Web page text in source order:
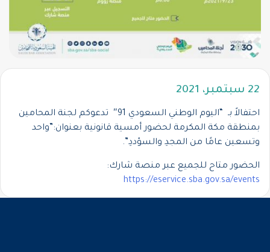
22 سبتمبر، 2021
احتفالاً بـ “اليوم الوطني السعودي 91″ تدعوكم لجنة المحامين
بمنطقة مكة المكرمة لحضور أمسية قانونية بعنوان:”واحد
وتسعين عامًا من المجدِ والسؤددِ”.
الحضور متاح للجميع عبر منصة شارك:
https://eservice.sba.gov.sa/events